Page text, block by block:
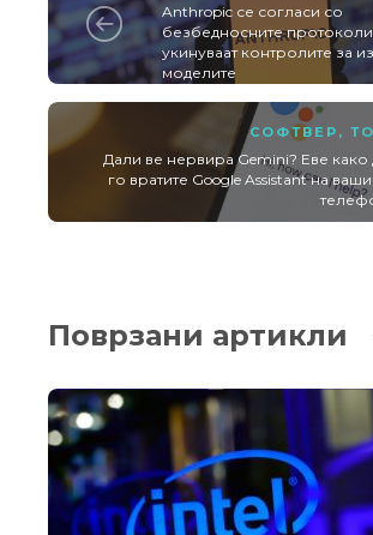
Anthropic се согласи со
безбедносните
укинуваат контролите за
моделите
СОФТВЕР ,
Дали ве нервира Gemini? Еве како
го вратите Google Assistant на
Поврзани артикли